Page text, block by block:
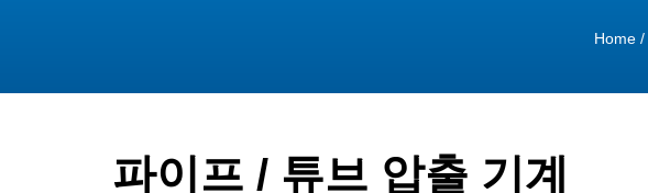
Home /
파이프 / 튜브 압출 기계